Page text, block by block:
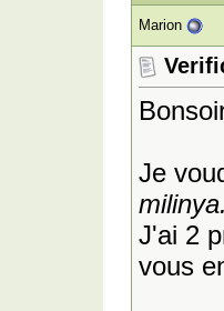
Marion
Je
milinya.
J'ai 2
vous